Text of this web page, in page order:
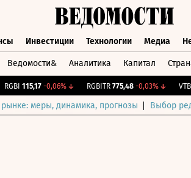
Инвестиции Технологии Медиа
Ведомости& Аналитика Капитал
RGBI 115,17 -0,06%↓ RGBITR 775,48 -0,03%↓ VTBR
меры, динамика, прогнозы Выбор